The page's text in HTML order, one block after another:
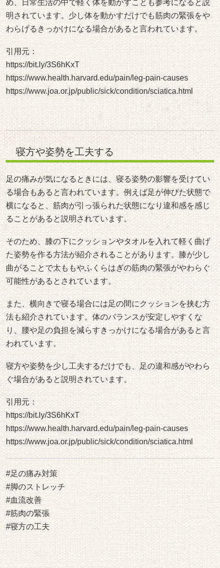
ることがあると説明されています。
そのため、膝の下にクッションやタオルを入れて軽く曲げ
た姿勢を作る方法が紹介されることがあります。膝が少し
曲がることで太ももやふくらはぎの筋肉の緊張がやわらぐ
可能性があるとされています。
また、横向きで寝る場合には足の間にクッションを挟む方
法も紹介されています。体のバランスが安定しやすくな
り、腰や足の負担を減らすきっかけになる場合があると言
われています。
寝方や姿勢を少し工夫するだけでも、足の違和感がやわら
引用元：
https://bit.ly/3S6hKxT
https://www.health.harvard.edu/pain/leg-pain-causes
https://www.joa.or.jp/public/sick/condition/sciatica.html
#足の痛み対策
#脚のストレッチ
#血流改善
#筋肉の緊張
#寝方の工夫
注意が必要な足の痛みと来院の目安
危険な足の痛みの特徴